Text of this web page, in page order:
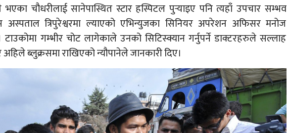
चौधरीलाई सानेपास्थित स्टार हस्पिटल पुर्‍याइए पनि त्यहाँ उपचार सम्भव
त्रिपुरेश्वरमा ल्याएको एभिन्युजका सिनियर अपरेशन अफिसर मनोज
टाउकोमा गम्भीर चोट लागेकाले उनको सिटिस्क्यान गर्नुपर्ने डाक्टरहरुले सल्लाह
ब्लुक्रसमा राखिएको न्यौपानेले जानकारी दिए।